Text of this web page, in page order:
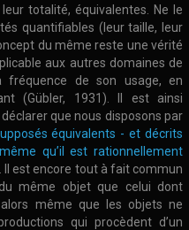
totalité, équivalentes. Ne le
quantifiables (leur taille, leur
du même reste une vérité
aux autres domaines de
fréquence de son usage, en
(Gübler, 1931). Il est ainsi
que nous disposons par
équivalents - et décrits
qu’il est rationnellement
Il est encore tout à fait commun
même objet que celui dont
même que les objets ne
qui procèdent d’un